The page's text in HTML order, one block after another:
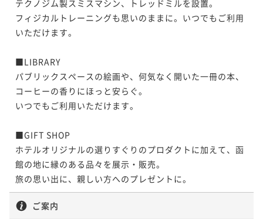
テクノジム製スミスマシン、トレッドミルを設置。
フィジカルトレーニングも思いのままに。いつでもご利用
いただけます。
■LIBRARY
パブリックスペースの絵画や、何気なく開いた一冊の本、
コーヒーの香りにほっと安らぐ。
いつでもご利用いただけます。
■GIFT SHOP
ホテルオリジナルの選りすぐりのプロダクトに加えて、函
館の地に縁のある品々を展示・販売。
旅の思い出に、親しい方へのプレゼントに。
ご案内